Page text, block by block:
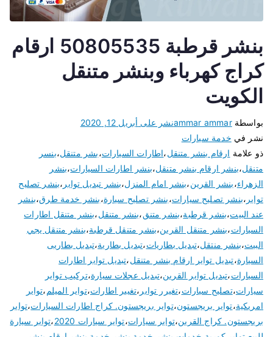
بنشر قرطبة 50805535 ارقام
كراج كهرباء وبنشر متنقل
الكويت
بواسطةammar ammarنشر على أبريل 12, 2020
نشر في خدمة سيارات
ذو علامة ارقام بنشر متنقل،اطارات السيارات،بشر متنقل،بنسر
متنقل،بنشر ارقام بنشر متنقل،بنشر اطارات السيارات،بنشر
الزهراء،بنشر القرين،بنشر امام المنزل،بنشر تبديل تواير ،بنشر تصليح
تواير ،بنشر تصليح سيارات،بنشر تصليح سيارة،بنشر خدمة طرق،بنشر
عند البيت،بنشر قرطبة،بنشر متنق،بنشر متنقل،بنشر متنقل اطارات
السيارات،بنشر متنقل القرين،بنشر متنقل قرطبة،بنشر متنقل يجي
البيت،بنشر منتقل،تبديل بطاريات،تبديل بطارية،تبديل بطاريى
السيارة،تبديل تواير ارقام بنشر متنقل،تبديل تواير اطارات
السيارات،تبديل تواير القرين،تبديل عجلات سيارة،تركيب تواير
سيارات،تصليح سيارات،تغيرر تواير ،تغيير اطارات،تواير الميلم،تواير
امريكية،تواير بريجستون،تواير بريجستون. كراج اطارات السيارات،تواير
بريجستون. كراج القرين،تواير سيارات،تواير سيارات 2020 ،تواير سيارة